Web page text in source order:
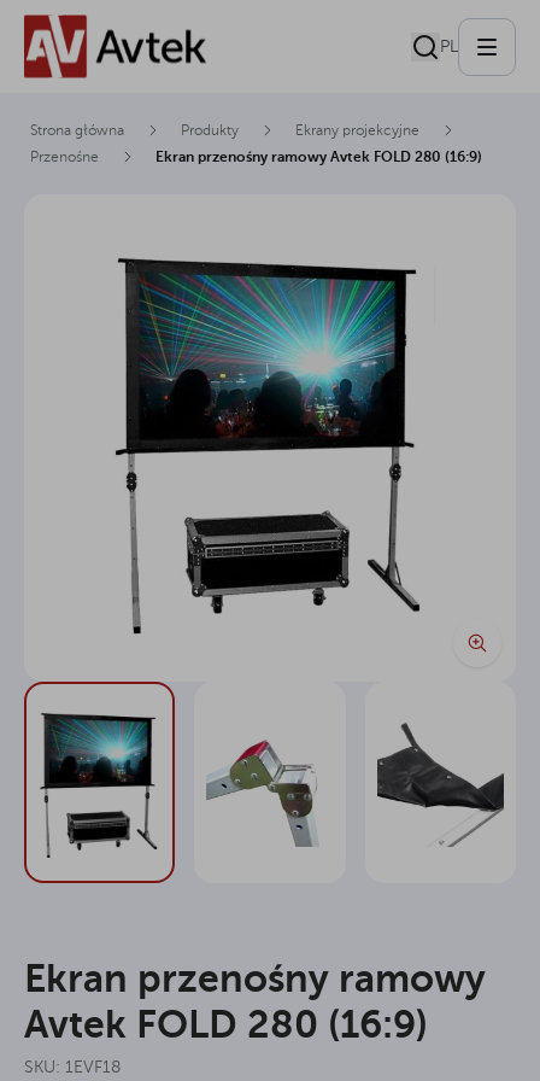
PL
Strona główna Produkty
Ekrany projekcyjne
Przenośne
Ekran przenośny ramowy Avtek FOLD 280 (16:9)
Ekran przenośny ramowy
Avtek FOLD 280 (16:9)
SKU: 1EVF18